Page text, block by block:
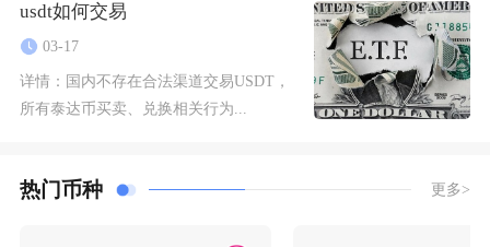
usdt如何交易
03-17
详情： 国内不存在合法渠道交易USDT，
所有泰达币买卖、兑换相关行为...
热门币种 更多>